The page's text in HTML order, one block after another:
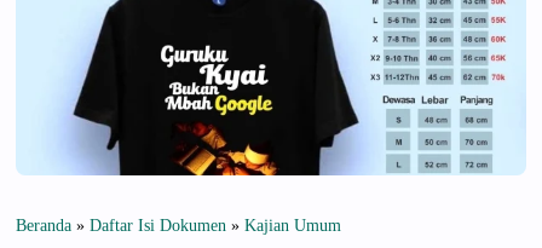
Beranda » Daftar Isi Dokumen » Kajian Umum